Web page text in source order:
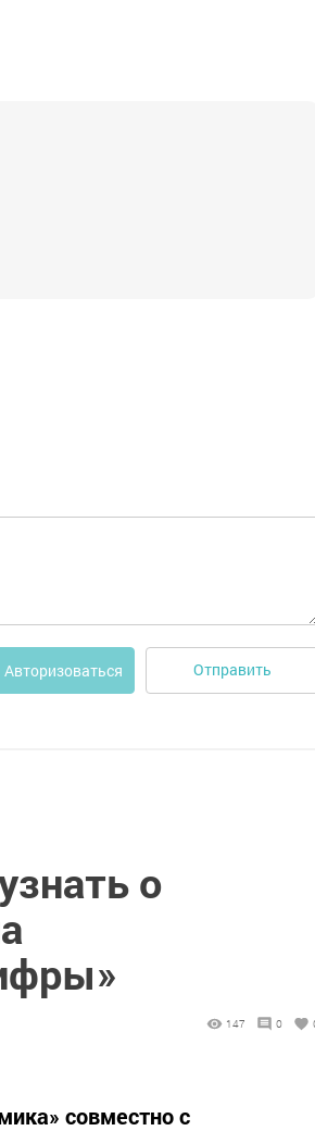
Авторизоваться Отправить
о
147 0
совместно с